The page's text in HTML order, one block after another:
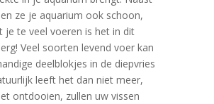
ze je aquarium ook schoon,
je te veel voeren is het in dit
Veel soorten levend voer kan
deelblokjes in de diepvries
leeft het dan niet meer,
ontdooien, zullen uw vissen